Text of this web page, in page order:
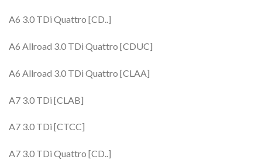
A6 3.0 TDi Quattro [CD..]
A6 Allroad 3.0 TDi Quattro [CDUC]
A6 Allroad 3.0 TDi Quattro [CLAA]
A7 3.0 TDi [CLAB]
A7 3.0 TDi [CTCC]
A7 3.0 TDi Quattro [CD..]